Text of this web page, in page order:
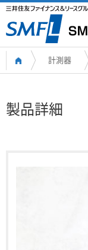
計測器
製品詳細